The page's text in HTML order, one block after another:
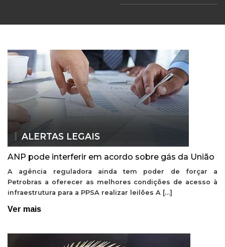
ALERTAS LEGAIS
ANP pode interferir em acordo sobre gás da União
A agência reguladora ainda tem poder de forçar a
Petrobras a oferecer as melhores condições de acesso à
infraestrutura para a PPSA realizar leilões A […]
Ver mais